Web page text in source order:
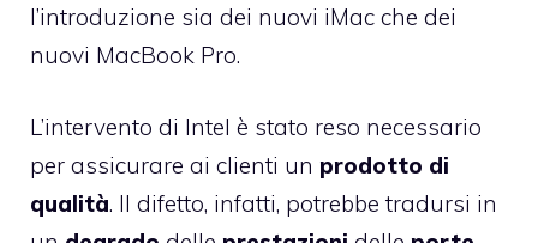
l’introduzione sia dei nuovi iMac che dei
nuovi MacBook Pro.
L’intervento di Intel è stato reso necessario
per assicurare ai clienti un prodotto di
qualità. Il difetto, infatti, potrebbe tradursi in